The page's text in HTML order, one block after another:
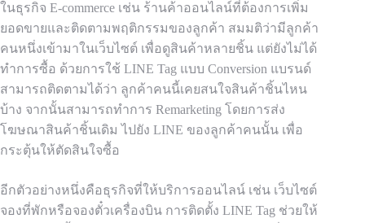
ในธุรกิจ E-commerce เช่น ร้านค้าออนไลน์ที่ต้องการเพิ่ม
ยอดขายและติดตามพฤติกรรมของลูกค้า สมมติว่ามีลูกค้า
คนหนึ่งเข้ามาในเว็บไซต์ เพื่อดูสินค้าหลายชิ้น แต่ยังไม่ได้
ทำการซื้อ ด้วยการใช้ LINE Tag แบบ Conversion แบรนด์
สามารถติดตามได้ว่า ลูกค้าคนนี้เคยสนใจสินค้าชิ้นไหน
บ้าง จากนั้นสามารถทำการ Remarketing โดยการส่ง
โฆษณาสินค้าชิ้นเดิม ไปยัง LINE ของลูกค้าคนนั้น เพื่อ
กระตุ้นให้ตัดสินใจซื้อ
อีกตัวอย่างหนึ่งคือธุรกิจที่ให้บริการออนไลน์ เช่น เว็บไซต์
จองที่พักหรือจองตั๋วเครื่องบิน การติดตั้ง LINE Tag ช่วยให้